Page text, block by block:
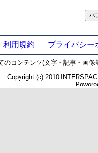
利用規約 プライバシー
のコンテンツ(文字・記事・画
Copyright (c) 2010